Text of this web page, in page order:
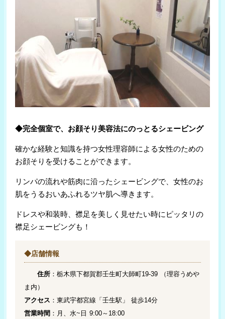
◆完全個室で、お顔そり美容法にのっとるシェービング
確かな経験と知識を持つ女性理容師による女性のための
お顔そりを受けることができます。
リンパの流れや筋肉に沿ったシェービングで、女性のお
肌をうるおいあふれるツヤ肌へ導きます。
ドレスや和装時、襟足を美しく見せたい時にピッタリの
襟足シェービングも！
◆店舗情報
住所 ：栃木県下都賀郡壬生町大師町19-39 （理容うめや
ま内）
アクセス ：東武宇都宮線「壬生駅」 徒歩14分
営業時間 ：月、水~日 9:00～18:00